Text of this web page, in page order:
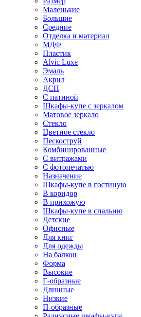
Маленькие
Большие
Средние
Отделка и материал
МДФ
Пластик
Alvic Luxe
Эмаль
Акрил
ДСП
С патиной
Шкафы-купе с зеркалом
Матовое зеркало
Стекло
Цветное стекло
Пескоструй
Комбинированные
С витражами
С фотопечатью
Назначение
Шкафы-купе в гостиную
В коридор
В прихожую
Шкафы-купе в спальню
Детские
Офисные
Для книг
Для одежды
На балкон
Форма
Высокие
Г-образные
Длинные
Низкие
П-образные